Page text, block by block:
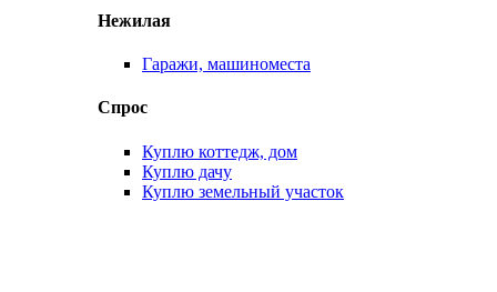
Нежилая
Гаражи, машиноместа
Спрос
Куплю коттедж, дом
Куплю дачу
Куплю земельный участок